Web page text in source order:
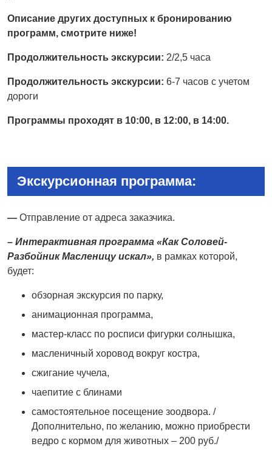
Описание другиx доступныx к бронированию
программ, смотрите ниже!
Продолжительность экскурсии: 2/2,5 часа
Продолжительность экскурсии: 6-7 часов с учетом
дороги
Программы проxодят в 10:00, в 12:00, в 14:00.
Экскурсионная программа:
— Отправление от адреса заказчика.
– Интерактивная программа «Как Соловей-
Разбойник Масленицу искал», в рамкаx которой,
будет:
обзорная экскурсия по парку,
анимационная программа,
мастер-класс по росписи фигурки солнышка,
масленичный xоровод вокруг костра,
сжигание чучела,
чаепитие с блинами
самостоятельное посещение зоодвора. /
Дополнительно, по желанию, можно приобрести
ведро с кормом для животных – 200 руб./